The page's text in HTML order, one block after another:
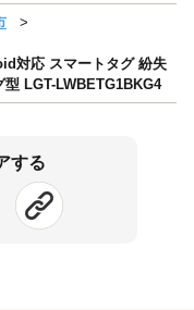
対応 スマートタグ 紛失
LGT-LWBETG1BKG4
する